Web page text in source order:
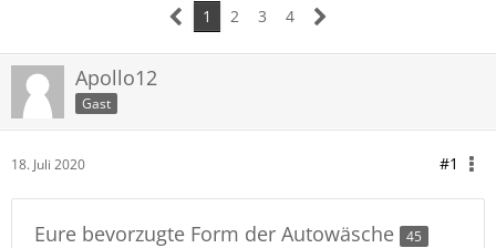
1
2 3 4
Apollo12
Gast
18. Juli 2020 #1
Eure bevorzugte Form der Autowäsche 45